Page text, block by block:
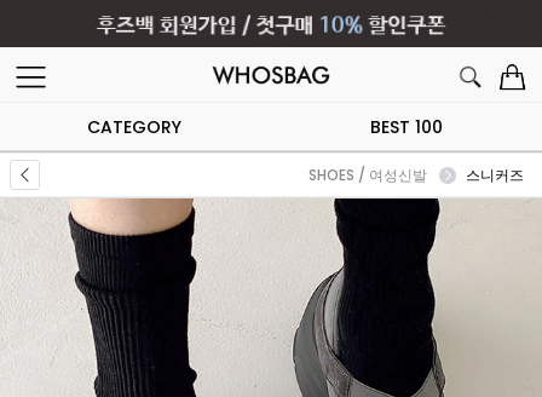
CATEGORY BEST 100
SHOES / 여성신발 스니커즈